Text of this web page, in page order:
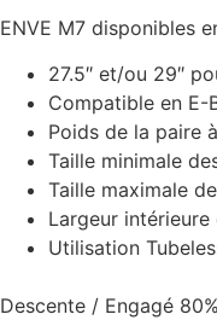
ENVE M7 disponibles
27.5″ et/ou 29″
Compatible en E-
Poids de la paire
Taille minimale
Taille maximale
Largeur
Utilisation
Descente / Engagé 80%